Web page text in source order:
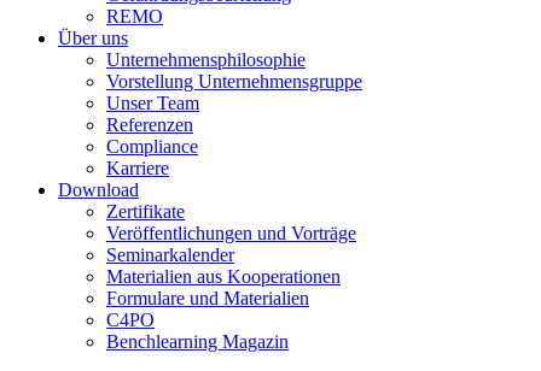
REMO
Über uns
Unternehmensphilosophie
Vorstellung Unternehmensgruppe
Unser Team
Referenzen
Compliance
Karriere
Download
Zertifikate
Veröffentlichungen und Vorträge
Seminarkalender
Materialien aus Kooperationen
Formulare und Materialien
C4PO
Benchlearning Magazin